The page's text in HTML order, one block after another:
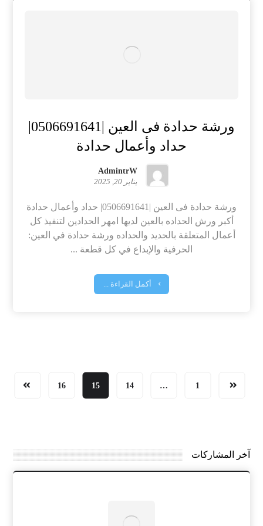
حداد وأعمال حدادة
AdmintrW
يناير 20, 2025
ورشة حدادة فى العين |0506691641| حداد وأعمال حدادة
أكبر ورش الحداده بالعين لديها امهر الحدادين لتنفيذ كل
أعمال المتعلقة بالحديد والحداده ورشة حدادة في العين:
الحرفية والإبداع في كل قطعة ...
أكمل القراءة ...
1
…
14
15
16
آخر المشاركات